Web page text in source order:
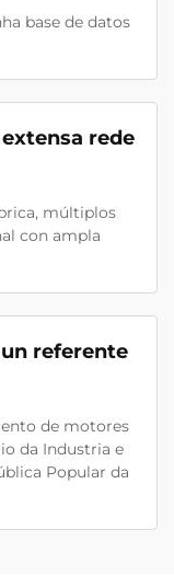
base de datos
rede
múltiplos
con ampla
referente
de motores
da Industria e
Popular da